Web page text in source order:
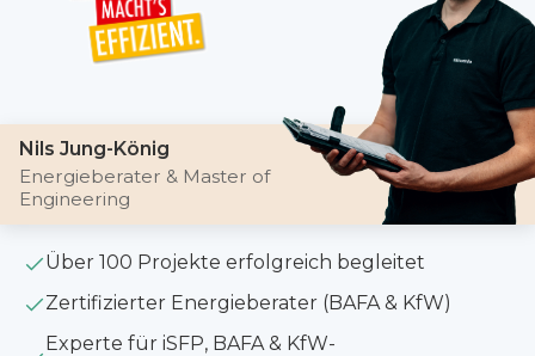
Nils Jung-König
Energieberater & Master of
Engineering
Über 100 Projekte erfolgreich begleitet
Zertifizierter Energieberater (BAFA & KfW)
Experte für iSFP, BAFA & KfW-